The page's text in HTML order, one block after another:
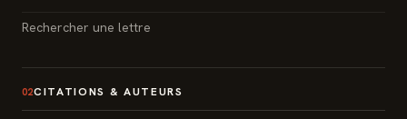
Rechercher une lettre
02CITATIONS & AUTEURS